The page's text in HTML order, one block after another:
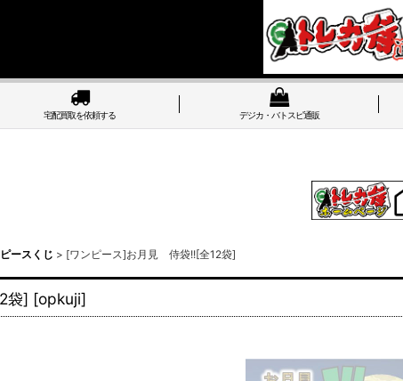
宅配買取を依頼する デジカ・バトスピ通販
ースくじ > [ワンピース]お月見 侍袋!![全12袋]
袋] [opkuji]